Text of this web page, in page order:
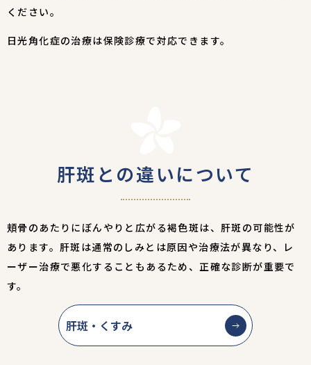
ください。
日光角化症の治療は保険診療で対応できます。
肝斑との違いについて
頬骨のあたりにぼんやりと広がる褐色斑は、肝斑の可能性が
あります。肝斑は通常のしみとは原因や治療法が異なり、レ
ーザー治療で悪化することもあるため、正確な診断が重要で
す。
肝斑・くすみ